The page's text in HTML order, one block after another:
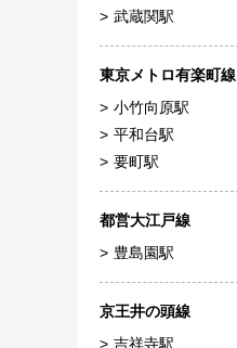
武蔵関駅
東京メトロ有楽町線
小竹向原駅
平和台駅
要町駅
都営大江戸線
豊島園駅
京王井の頭線
吉祥寺駅